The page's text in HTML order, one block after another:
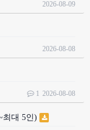
2026-08-09
2026-08-08
1 2026-08-08
최대 5인)